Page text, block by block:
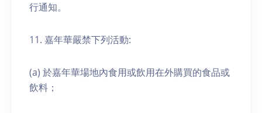
行通知。
11. 嘉年華嚴禁下列活動:
(a) 於嘉年華場地內食用或飲用在外購買的食品或
飲料；